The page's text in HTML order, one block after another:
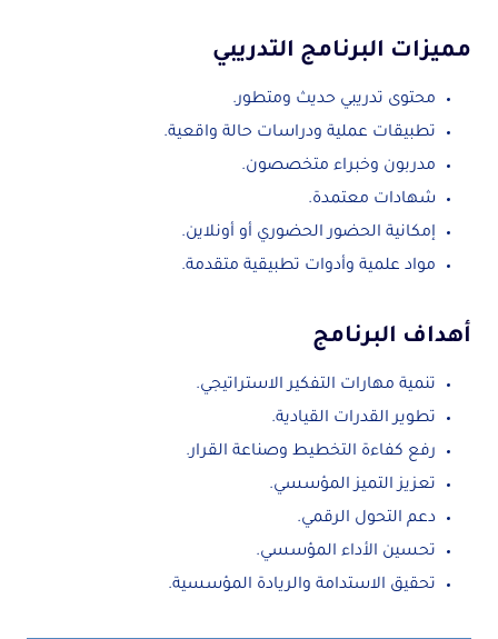
مميزات البرنامج التدريبي
محتوى تدريبي حديث ومتطور.
تطبيقات عملية ودراسات حالة واقعية.
مدربون وخبراء متخصصون.
شهادات معتمدة.
إمكانية الحضور الحضوري أو أونلاين.
مواد علمية وأدوات تطبيقية متقدمة.
أهداف البرنامج
تنمية مهارات التفكير الاستراتيجي.
تطوير القدرات القيادية.
رفع كفاءة التخطيط وصناعة القرار.
تعزيز التميز المؤسسي.
دعم التحول الرقمي.
تحسين الأداء المؤسسي.
تحقيق الاستدامة والريادة المؤسسية.